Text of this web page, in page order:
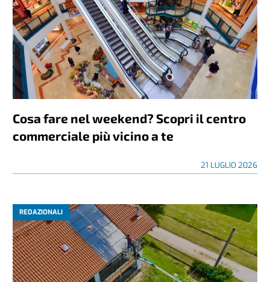
Cosa fare nel weekend? Scopri il centro
commerciale più vicino a te
21 LUGLIO 2026
REDAZIONALI